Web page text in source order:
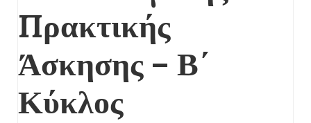
Πρακτικής
Άσκησης – Β΄
Κύκλος